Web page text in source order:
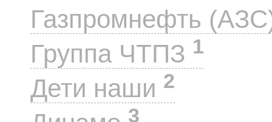
Газпромнефть
Группа ЧТПЗ 1
Дети наши 2
3